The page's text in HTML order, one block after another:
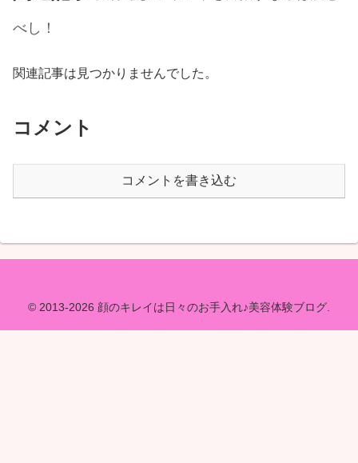
べし！
関連記事は見つかりませんでした。
コメント
コメントを書き込む
© 2013-2026 顔のキレイは日々のお手入れ♪美容体験ブログ.